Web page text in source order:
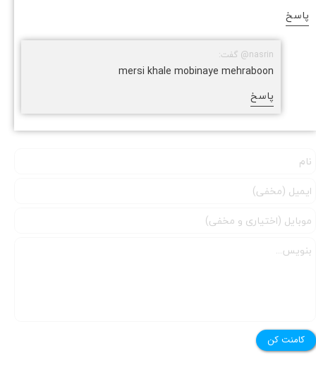
پاسخ
nasrin@ گفت:
mersi khale mobinaye mehraboon
پاسخ
کامنت کن